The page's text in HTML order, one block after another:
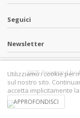
Seguici
Newsletter
2025 Powered by
Utilizziamo i cookie per
sul nostro sito.
accetta implicitamente
APPROFONDISCI